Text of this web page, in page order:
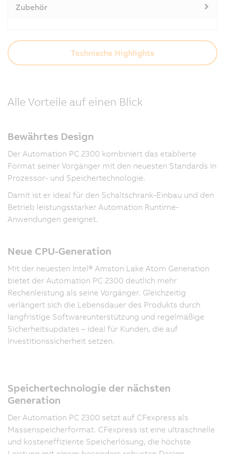
Zubehör
Technische Highlights
Alle Vorteile auf einen Blick
Bewährtes Design
Der Automation PC 2300 kombiniert das etablierte
Format seiner Vorgänger mit den neuesten Standards in
Prozessor- und Speichertechnologie.
Damit ist er ideal für den Schaltschrank-Einbau und den
Betrieb leistungsstarker Automation Runtime-
Anwendungen geeignet.
Neue CPU-Generation
Mit der neuesten Intel® Amston Lake Atom Generation
bietet der Automation PC 2300 deutlich mehr
Rechenleistung als seine Vorgänger. Gleichzeitig
verlängert sich die Lebensdauer des Produkts durch
langfristige Softwareunterstützung und regelmäßige
Sicherheitsupdates – ideal für Kunden, die auf
Investitionssicherheit setzen.
Speichertechnologie der nächsten
Generation
Der Automation PC 2300 setzt auf CFexpress als
Massenspeicherformat. CFexpress ist eine ultraschnelle
und kosteneffiziente Speicherlösung, die höchste